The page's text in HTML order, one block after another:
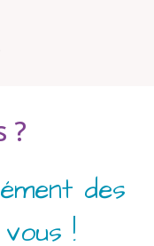
?
des
!